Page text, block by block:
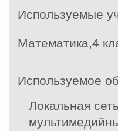
Используемые
Математика,4
Используемое
Локальная